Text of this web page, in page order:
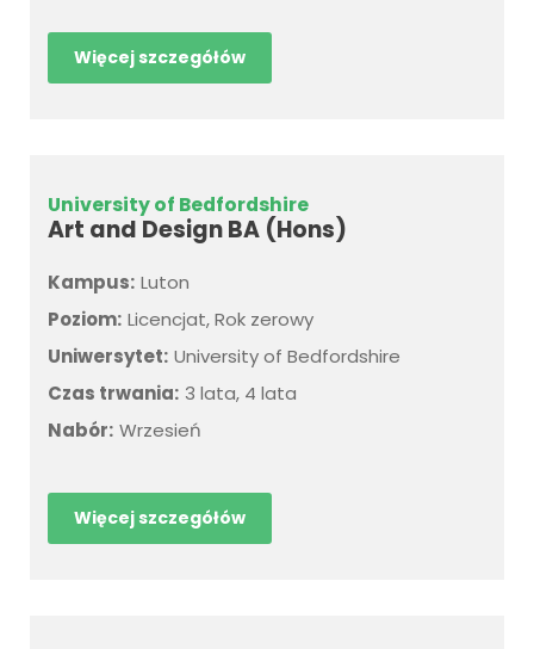
Więcej szczegółów
University of Bedfordshire
Art and Design BA (Hons)
Kampus: Luton
Poziom: Licencjat, Rok zerowy
Uniwersytet: University of Bedfordshire
Czas trwania: 3 lata, 4 lata
Nabór: Wrzesień
Więcej szczegółów